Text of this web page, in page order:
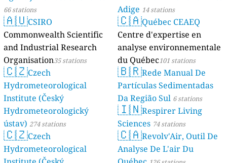
66 stations
🇦🇺CSIRO
Commonwealth Scientific
and Industrial Research
Organisation35 stations
🇨🇿Czech
Hydrometeorological
Institute (Český
Hydrometeorologický
ústav) 274 stations
🇨🇿Czech
Hydrometeorological
Adige 14 stations
🇨🇦Québec CEAEQ
Centre d'expertise en
analyse environnementale
du Québec101 stations
🇧🇷Rede Manual De
Partículas Sedimentadas
Da Região Sul 6 stations
🇮🇳Respirer Living
Sciences 74 stations
🇨🇦Revolv'Air, Outil De
Analyse De L'air Du